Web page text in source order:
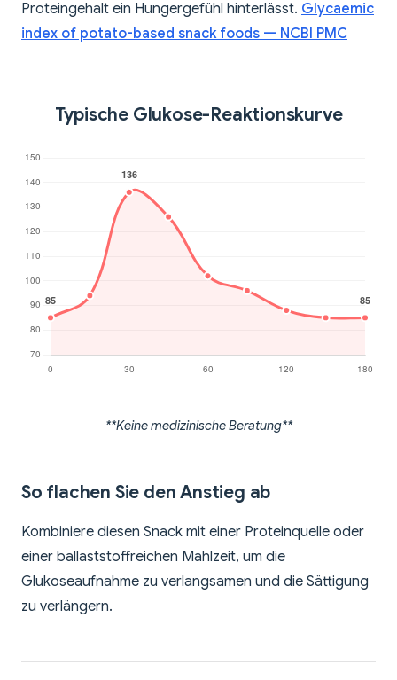
Proteingehalt ein Hungergefühl hinterlässt. Glycaemic
index of potato-based snack foods — NCBI PMC
Typische Glukose-Reaktionskurve
**Keine medizinische Beratung**
So flachen Sie den Anstieg ab
Kombiniere diesen Snack mit einer Proteinquelle oder
einer ballaststoffreichen Mahlzeit, um die
Glukoseaufnahme zu verlangsamen und die Sättigung
zu verlängern.